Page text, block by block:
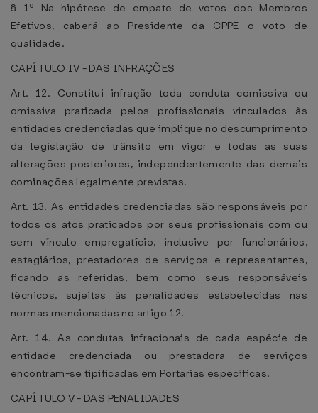
§ 1º Na hipótese de empate de votos dos Membros
Efetivos, caberá ao Presidente da CPPE o voto de
qualidade.
CAPÍTULO IV - DAS INFRAÇÕES
Art. 12. Constitui infração toda conduta comissiva ou
omissiva praticada pelos profissionais vinculados às
entidades credenciadas que implique no descumprimento
da legislação de trânsito em vigor e todas as suas
alterações posteriores, independentemente das demais
cominações legalmente previstas.
Art. 13. As entidades credenciadas são responsáveis por
todos os atos praticados por seus profissionais com ou
sem vínculo empregatício, inclusive por funcionários,
estagiários, prestadores de serviços e representantes,
ficando as referidas, bem como seus responsáveis
técnicos, sujeitas às penalidades estabelecidas nas
normas mencionadas no artigo 12.
Art. 14. As condutas infracionais de cada espécie de
entidade credenciada ou prestadora de serviços
encontram-se tipificadas em Portarias específicas.
CAPÍTULO V - DAS PENALIDADES